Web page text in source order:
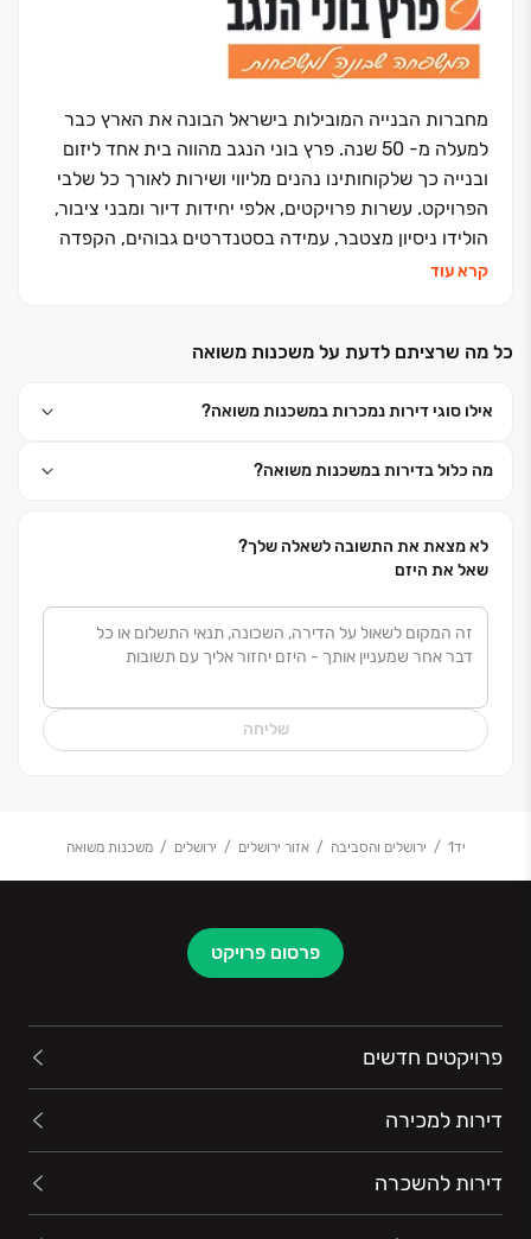
מחברות הבנייה המובילות בישראל הבונה את הארץ כבר
למעלה מ- 50 שנה. פרץ בוני הנגב מהווה בית אחד ליזום
ובנייה כך שלקוחותינו נהנים מליווי ושירות לאורך כל שלבי
הפרויקט. עשרות פרויקטים, אלפי יחידות דיור ומבני ציבור,
הולידו ניסיון מצטבר, עמידה בסטנדרטים גבוהים, הקפדה
ביזום, בתכנון, בבניה ובשירות ללקוחות, שזיכו אותנו בשם
פרץ בוני הנגב
קרא עוד
כל מה שרציתם לדעת על משכנות משואה
אילו סוגי דירות נמכרות במשכנות משואה?
מה כלול בדירות במשכנות משואה?
לא מצאת את התשובה לשאלה שלך?
שאל את היזם
שליחה
יד1 ירושלים והסביבה אזור ירושלים ירושלים משכנות משואה
פרסום פרויקט
פרויקטים חדשים
דירות למכירה
דירות להשכרה